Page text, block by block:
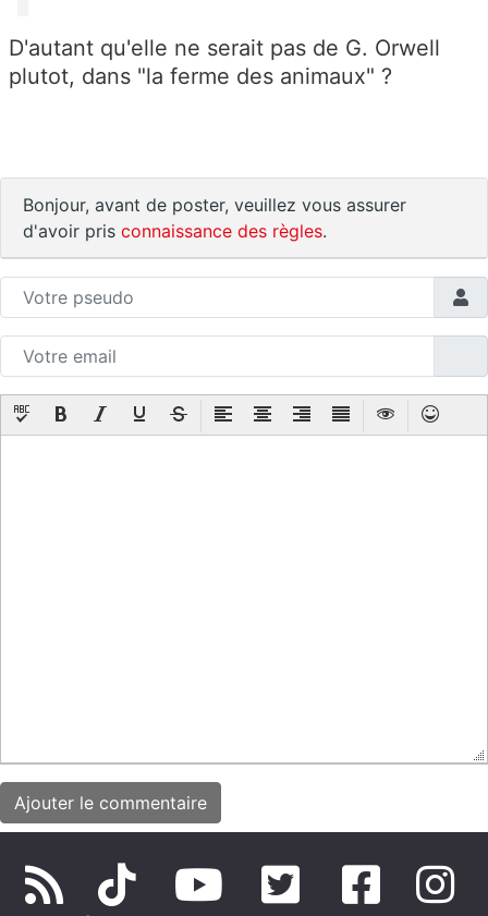
D'autant qu'elle ne serait pas de G. Orwell
plutot, dans "la ferme des animaux" ?
Bonjour, avant de poster, veuillez vous assurer
d'avoir pris connaissance des règles.